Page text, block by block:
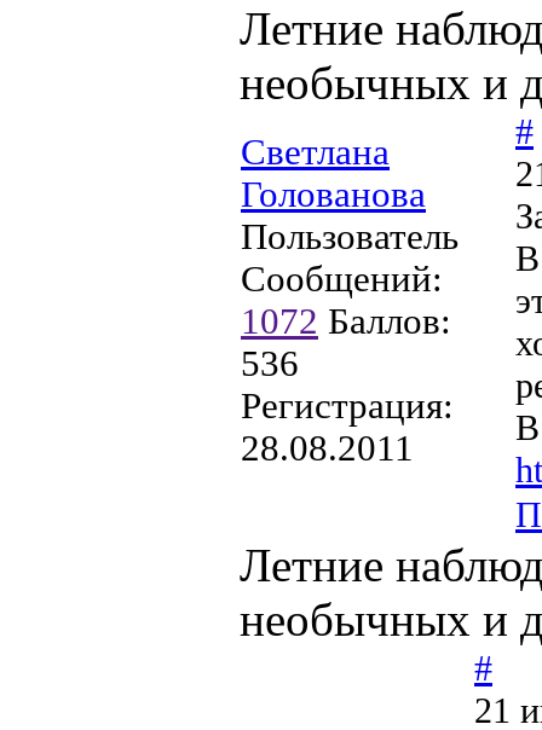
Летние
необычных и
Светлана
Голованова
Пользователь
Сообщений:
1072 Баллов:
536
Регистрация:
28.08.2011
#
В
В
Летние
необычных и
#
21